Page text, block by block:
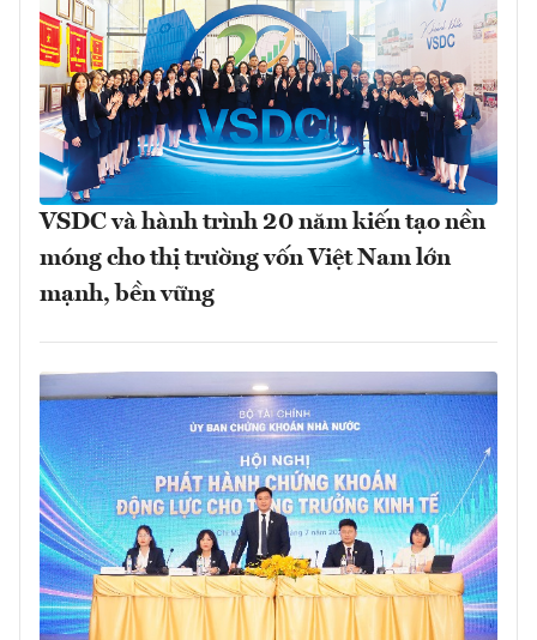
VSDC và hành trình 20 năm kiến tạo nền
móng cho thị trường vốn Việt Nam lớn
mạnh, bền vững